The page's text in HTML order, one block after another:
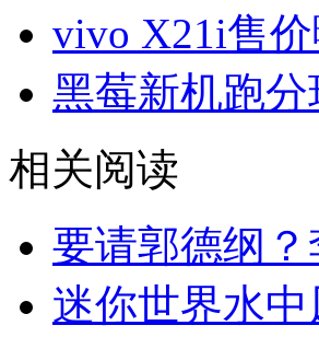
vivo X21i售
黑莓新机跑
相关阅读
要请郭德纲
迷你世界水